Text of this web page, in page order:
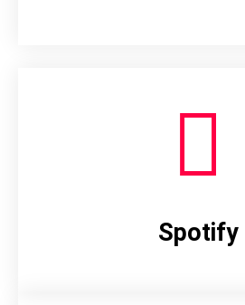
Spotify